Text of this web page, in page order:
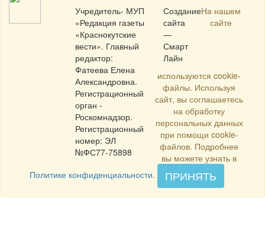
Учредитель- МУП
«Редакция газеты
«Краснокутские
вести». Главный
редактор:
Фатеева Елена
Александровна.
Регистрационный
орган -
Роскомнадзор.
Регистрационный
номер: ЭЛ
№ФС77-75898
Создание
сайта
—
Смарт
Лайн
На нашем
сайте
используются cookie-
файлы. Используя
сайт, вы соглашаетесь
на обработку
персональных данных
при помощи cookie-
файлов. Подробнее
вы можете узнать в
Политике конфиденциальности. ПРИНЯТЬ